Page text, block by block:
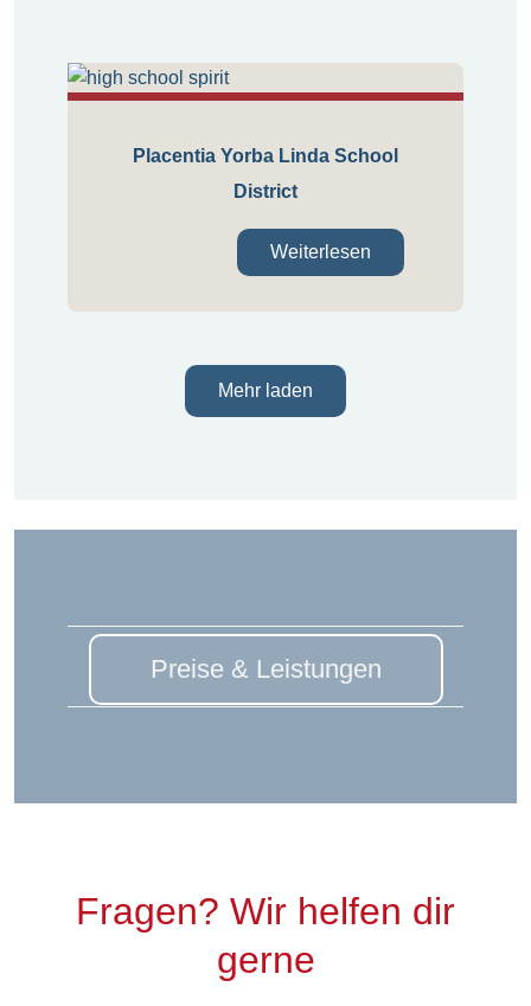
Placentia Yorba Linda School
District
Weiterlesen
Mehr laden
Preise & Leistungen
Fragen? Wir helfen dir
gerne